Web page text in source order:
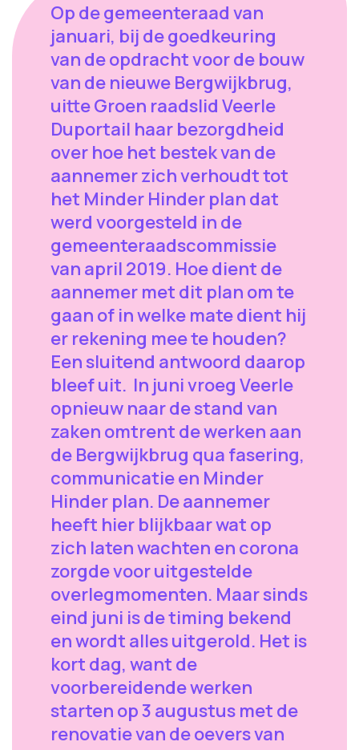
Op de gemeenteraad van
januari, bij de goedkeuring
van de opdracht voor de bouw
van de nieuwe Bergwijkbrug,
uitte Groen raadslid Veerle
Duportail haar bezorgdheid
over hoe het bestek van de
aannemer zich verhoudt tot
het Minder Hinder plan dat
werd voorgesteld in de
gemeenteraadscommissie
van april 2019. Hoe dient de
aannemer met dit plan om te
gaan of in welke mate dient hij
er rekening mee te houden?
Een sluitend antwoord daarop
bleef uit. In juni vroeg Veerle
opnieuw naar de stand van
zaken omtrent de werken aan
de Bergwijkbrug qua fasering,
communicatie en Minder
Hinder plan. De aannemer
heeft hier blijkbaar wat op
zich laten wachten en corona
zorgde voor uitgestelde
overlegmomenten. Maar sinds
eind juni is de timing bekend
en wordt alles uitgerold. Het is
kort dag, want de
voorbereidende werken
starten op 3 augustus met de
renovatie van de oevers van